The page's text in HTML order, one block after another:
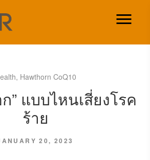
, Hawthorn CoQ10
” แบบไหนเสี่ยงโรค
ร้าย
20, 2023